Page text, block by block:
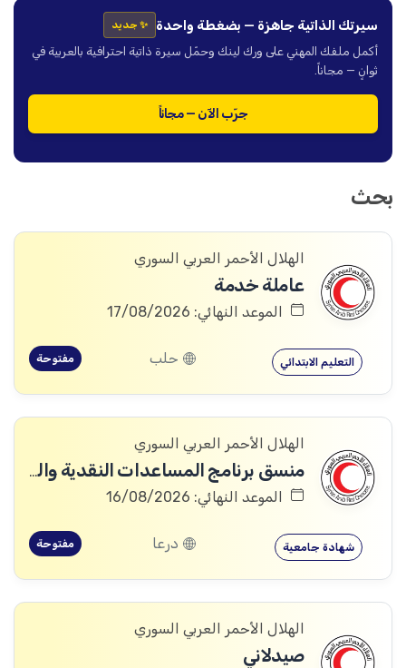
سيرتك الذاتية جاهزة — بضغطة واحدة ✨ جديد
أكمل ملفك المهني على ورك لينك وحمّل سيرة ذاتية احترافية بالعربية في
ثوانٍ — مجاناً.
جرّب الآن — مجاناً
بحث
الهلال الأحمر العربي السوري
عاملة خدمة
الموعد النهائي: 17/08/2026
التعليم الابتدائي حلب مفتوحة
الهلال الأحمر العربي السوري
منسق برنامج المساعدات النقدية والقسائم (CVA Coordinator)
الموعد النهائي: 16/08/2026
شهادة جامعية درعا مفتوحة
الهلال الأحمر العربي السوري
صيدلاني